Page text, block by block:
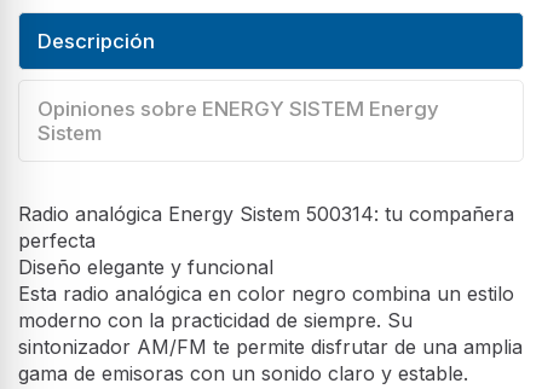
Descripción
Opiniones sobre ENERGY SISTEM Energy
Sistem
Radio analógica Energy Sistem 500314: tu compañera
perfecta
Diseño elegante y funcional
Esta radio analógica en color negro combina un estilo
moderno con la practicidad de siempre. Su
sintonizador AM/FM te permite disfrutar de una amplia
gama de emisoras con un sonido claro y estable.